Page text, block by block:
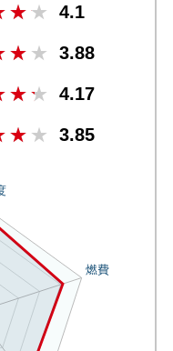
4.1
3.88
4.17
3.85